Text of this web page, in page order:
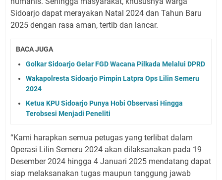
Sidoarjo dapat merayakan Natal 2024 dan Tahun Baru
2025 dengan rasa aman, tertib dan lancar.
BACA JUGA
Golkar Sidoarjo Gelar FGD Wacana Pilkada Melalui DPRD
Wakapolresta Sidoarjo Pimpin Latpra Ops Lilin Semeru
2024
Ketua KPU Sidoarjo Punya Hobi Observasi Hingga
Terobsesi Menjadi Peneliti
“Kami harapkan semua petugas yang terlibat dalam
Operasi Lilin Semeru 2024 akan dilaksanakan pada 19
Desember 2024 hingga 4 Januari 2025 mendatang dapat
siap melaksanakan tugas maupun tanggung jawab